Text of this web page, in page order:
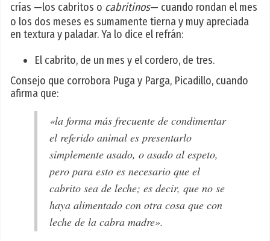
crías —los cabritos o cabritinos— cuando rondan el mes
o los dos meses es sumamente tierna y muy apreciada
en textura y paladar. Ya lo dice el refrán:
El cabrito, de un mes y el cordero, de tres.
Consejo que corrobora Puga y Parga, Picadillo, cuando
afirma que:
«la forma más frecuente de condimentar
el referido animal es presentarlo
simplemente asado, o asado al espeto,
pero para esto es necesario que el
cabrito sea de leche; es decir, que no se
haya alimentado con otra cosa que con
leche de la cabra madre».